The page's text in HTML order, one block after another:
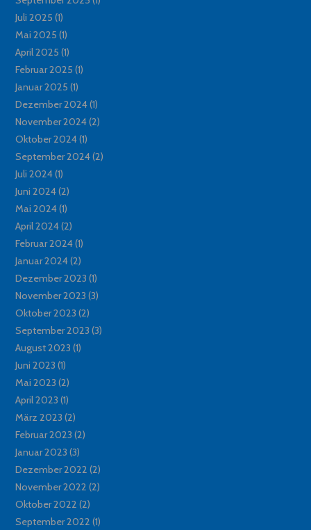
Juli 2025 (1)
Mai 2025 (1)
April 2025 (1)
Februar 2025 (1)
Januar 2025 (1)
Dezember 2024(1)
November 2024(2)
Oktober 2024(1)
September 2024(2)
Juli 2024(1)
Juni 2024(2)
Mai 2024(1)
April 2024(2)
Februar 2024(1)
Januar 2024(2)
Dezember 2023 (1)
November 2023 (3)
Oktober 2023 (2)
September 2023 (3)
August 2023 (1)
Juni 2023 (1)
Mai 2023 (2)
April 2023 (1)
März 2023 (2)
Februar 2023 (2)
Januar 2023 (3)
Dezember 2022 (2)
November 2022 (2)
Oktober 2022 (2)
September 2022 (1)